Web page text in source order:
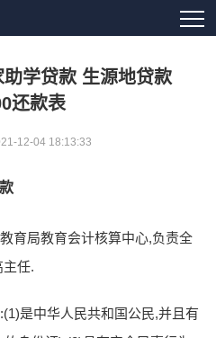
学贷款 生源地贷款
还款表
12-04 18:13:33
育局教育会计核算中心,负责全
任.
是中华人民共和国公民,并且有